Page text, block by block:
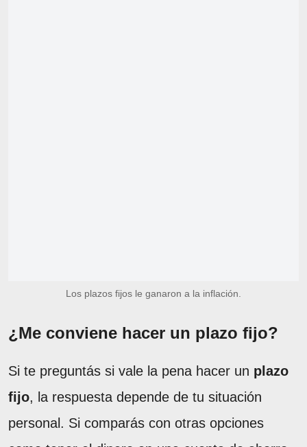
Los plazos fijos le ganaron a la inflación.
¿Me conviene hacer un plazo fijo?
Si te preguntás si vale la pena hacer un plazo
fijo, la respuesta depende de tu situación
personal. Si comparás con otras opciones